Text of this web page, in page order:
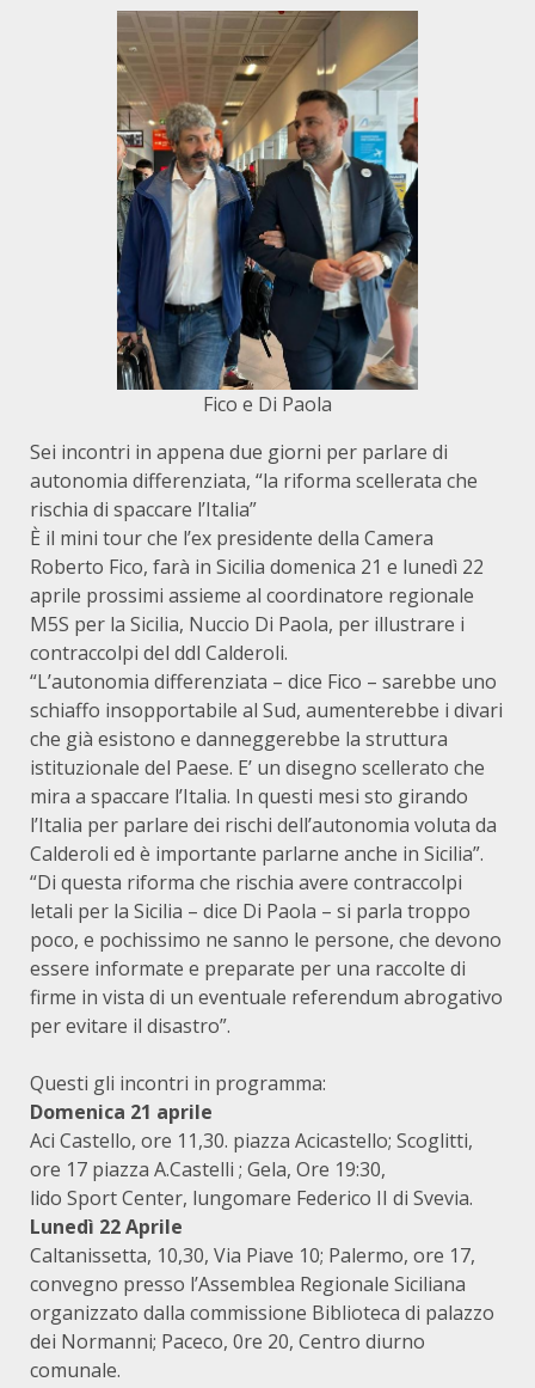
Fico e Di Paola
Sei incontri in appena due giorni per parlare di
autonomia differenziata, “la riforma scellerata che
rischia di spaccare l’Italia”
È il mini tour che l’ex presidente della Camera
Roberto Fico, farà in Sicilia domenica 21 e lunedì 22
aprile prossimi assieme al coordinatore regionale
M5S per la Sicilia, Nuccio Di Paola, per illustrare i
contraccolpi del ddl Calderoli.
“L’autonomia differenziata – dice Fico – sarebbe uno
schiaffo insopportabile al Sud, aumenterebbe i divari
che già esistono e danneggerebbe la struttura
istituzionale del Paese. E’ un disegno scellerato che
mira a spaccare l’Italia. In questi mesi sto girando
l’Italia per parlare dei rischi dell’autonomia voluta da
Calderoli ed è importante parlarne anche in Sicilia”.
“Di questa riforma che rischia avere contraccolpi
letali per la Sicilia – dice Di Paola – si parla troppo
poco, e pochissimo ne sanno le persone, che devono
essere informate e preparate per una raccolte di
firme in vista di un eventuale referendum abrogativo
per evitare il disastro”.
Questi gli incontri in programma:
Domenica 21 aprile
Aci Castello, ore 11,30. piazza Acicastello; Scoglitti,
ore 17 piazza A.Castelli ; Gela, Ore 19:30,
lido Sport Center, lungomare Federico II di Svevia.
Lunedì 22 Aprile
Caltanissetta, 10,30, Via Piave 10; Palermo, ore 17,
convegno presso l’Assemblea Regionale Siciliana
organizzato dalla commissione Biblioteca di palazzo
dei Normanni; Paceco, 0re 20, Centro diurno
comunale.